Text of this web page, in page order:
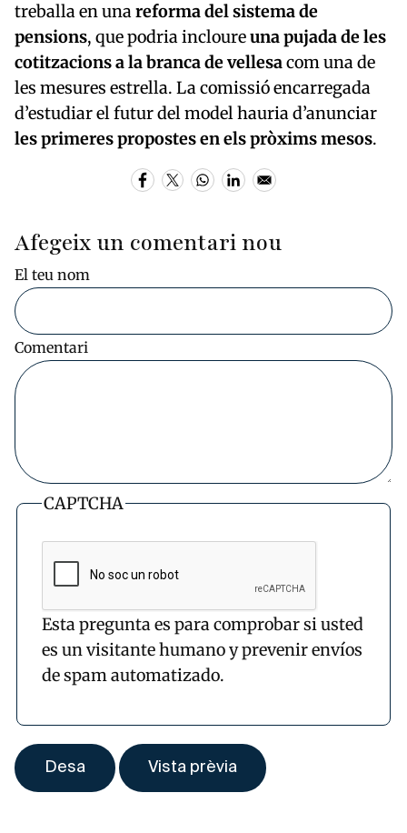
treballa en unareforma del sistema de
pensions, que podria incloureuna pujada de les
cotitzacions a la branca de vellesacom una de
les mesures estrella. La comissió encarregada
d’estudiar el futur del model hauria d’anunciar
les primeres propostes en els pròxims mesos.
Afegeix un comentari nou
El teu nom
Comentari
CAPTCHA
Esta pregunta es para comprobar si usted
es un visitante humano y prevenir envíos
de spam automatizado.